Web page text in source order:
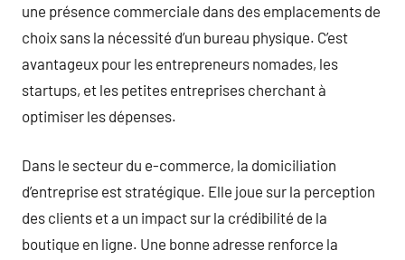
une présence commerciale dans des emplacements de
choix sans la nécessité d’un bureau physique. C’est
avantageux pour les entrepreneurs nomades, les
startups, et les petites entreprises cherchant à
optimiser les dépenses.
Dans le secteur du e-commerce, la domiciliation
d’entreprise est stratégique. Elle joue sur la perception
des clients et a un impact sur la crédibilité de la
boutique en ligne. Une bonne adresse renforce la